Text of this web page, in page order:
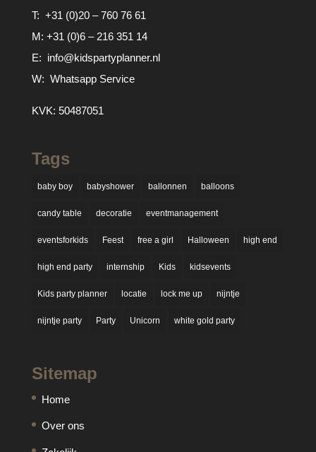
T: +31 (0)20 – 760 76 61
M: +31 (0)6 – 216 351 14
E: info@kidspartyplanner.nl
W: Whatsapp Service
KVK: 50487051
Tags
baby boy babyshower ballonnen balloons
candy table decoratie eventmanagement
eventsforkids Feest free a girl Halloween high end
high end party internship Kids kidsevents
Kids party planner locatie lock me up nijntje
nijntje party Party Unicorn white gold party
Sitemap
Home
Over ons